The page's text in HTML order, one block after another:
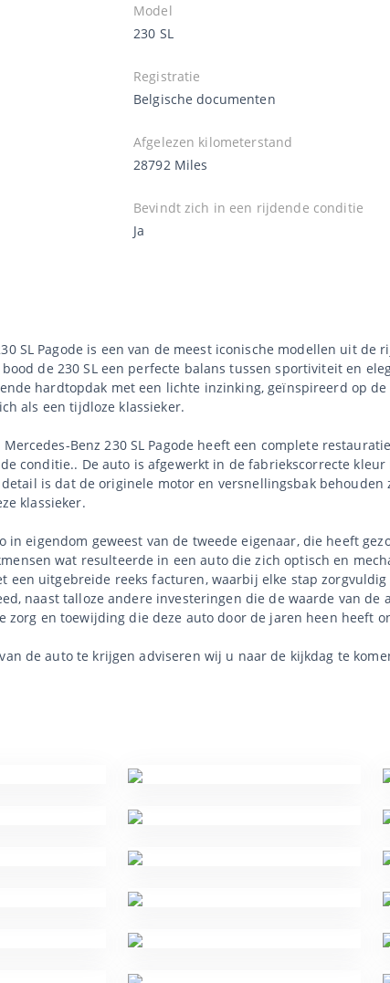
Model
230 SL
Registratie
Belgische documenten
Afgelezen kilometerstand
28792 Miles
Bevindt zich in een rijdende conditie
Ja
SL Pagode is een van de meest iconische modellen uit
bood de 230 SL een perfecte balans tussen sportiviteit en
hardtopdak met een lichte inzinking, geïnspireerd op
als een tijdloze klassieker.
Mercedes-Benz 230 SL Pagode heeft een complete
conditie.. De auto is afgewerkt in de fabriekscorrecte
is dat de originele motor en versnellingsbak
klassieker.
in eigendom geweest van de tweede eigenaar, die heeft
wat resulteerde in een auto die zich optisch en
een uitgebreide reeks facturen, waarbij elke stap
naast talloze andere investeringen die de waarde van
zorg en toewijding die deze auto door de jaren heen heeft
de auto te krijgen adviseren wij u naar de kijkdag te